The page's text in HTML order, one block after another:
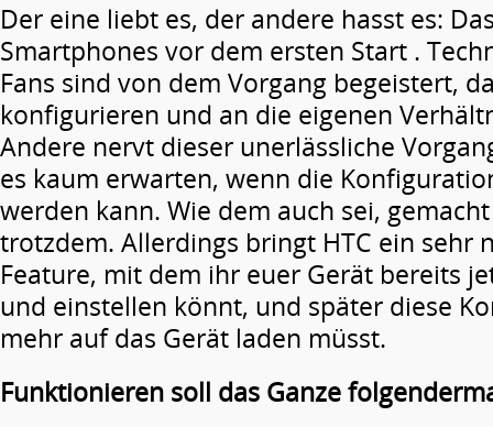
Der eine liebt es, der andere hasst es:
Smartphones vor dem ersten Start .
Fans sind von dem Vorgang begeistert,
konfigurieren und an die eigenen
Andere nervt dieser unerlässliche
es kaum erwarten, wenn die
werden kann. Wie dem auch sei,
trotzdem. Allerdings bringt HTC ein sehr
Feature, mit dem ihr euer Gerät bereits
und einstellen könnt, und später diese
mehr auf das Gerät laden müsst.
Funktionieren soll das Ganze